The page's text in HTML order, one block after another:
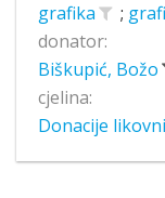
grafika
;
donator:
Biškupić, Božo
cjelina:
Donacije